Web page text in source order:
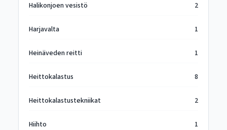
Halikonjoen vesistö 2
Harjavalta 1
Heinäveden reitti 1
Heittokalastus 8
Heittokalastustekniikat 2
Hiihto 1